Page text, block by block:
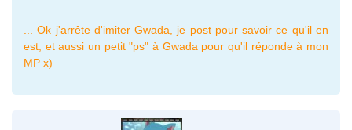
... Ok j'arrête d'imiter Gwada, je post pour savoir ce qu'il en
est, et aussi un petit "ps" à Gwada pour qu'il réponde à mon
MP x)